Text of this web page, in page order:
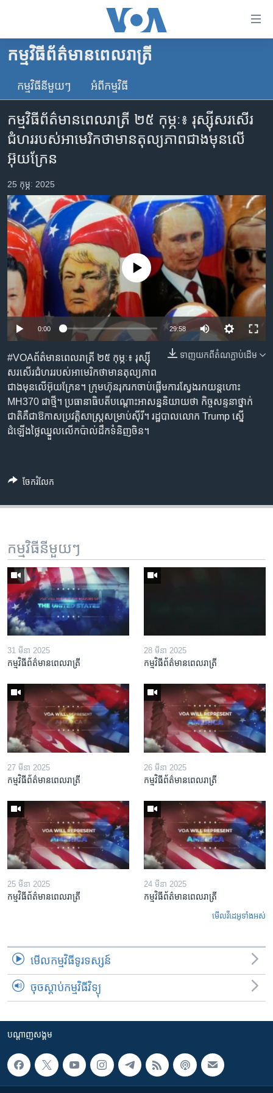
គេហទំព័រ​
ទាក់ទង
និង​
ចូល​
ទំព័រ​
ព័ត៌មាន​​
ម្តង
រំលង​
និង​
ចូល​
ទៅ​
ទំព័រ​
រចនា
សម្ព័ន្ធ​
រំលង​
និង​
កាន់​
ទំព័រ​
ស្វែង​
រក
កម្ពុជា
អន្តរជាតិ
ចិន
ហេឡូវីអូអេ
ព្រឹត្តិការណ៍ព័ត៌មាន
ទូរទស្សន៍ / វីដេអូ​
វិទ្យុ / ផតខាសថ៍
កម្មវិធីទាំងអស់
Khmer English
បណ្តាញ​សង្គម
ភាសា
កម្មវិធីព័ត៌មានពេលរាត្រី
កម្មវិធី​នីមួយៗ អំពី​កម្មវិធី​
កម្មវិធីព័ត៌មានពេលរាត្រី ២៥ កុម្ភៈ៖ រុស្ស៊ីសរសើរ
ជំហររបស់អាមេរិកថា​មាន​តុល្យភាព​ជាងមុន​លើ​
អ៊ុយក្រែន
25 កុម្ភៈ 2025
Auto 240p 360p 480p
720p
No media source currently available
0:00 29:58
240p
480p
720p
ទាញ​យក​ពី​តំណភ្ជាប់​ដើម
#VOAព័ត៌មានពេលរាត្រី ២៥ កុម្ភៈ៖ រុស្ស៊ី
សរសើរជំហររបស់អាមេរិកថា​មាន​តុល្យភាព​
ជាងមុន​លើ​អ៊ុយក្រែន។ ក្រុមហ៊ុន​រុករក​ចាប់ផ្តើម​ការស្វែង​រក​យន្តហោះ
MH370 ជាថ្មី។ ប្រធានាធិបតី​បណ្តោះអាសន្ន​និយាយ​ថា កិច្ចសន្ទនា​ថ្នាក់
ជាតិ​គឺជា​ឱកាស​ប្រវត្តិសាស្ត្រ​សម្រាប់​ស៊ី​រី។ រដ្ឋបាលលោក​ Trump ស្នើ
ដំឡើង​ថ្លៃឈ្នួលលើកប៉ាល់ដឹកទំនិញចិន។
ចែករំលែក
កម្មវិធី​នីមួយៗ
31 មីនា 2025
កម្មវិធីព័ត៌មានពេលរាត្រី
28 មីនា 2025
កម្មវិធីព័ត៌មានពេលរាត្រី
27 មីនា 2025
កម្មវិធីព័ត៌មានពេលរាត្រី
26 មីនា 2025
កម្មវិធីព័ត៌មានពេលរាត្រី
25 មីនា 2025
កម្មវិធីព័ត៌មានពេលរាត្រី
24 មីនា 2025
កម្មវិធីព័ត៌មានពេលរាត្រី
មើល​វីដេអូ​ទាំង​អស់
មើល​កម្មវិធី​ទូរទស្សន៍
ចុចស្តាប់កម្មវិធីវិទ្យុ
បណ្តាញ​សង្គម